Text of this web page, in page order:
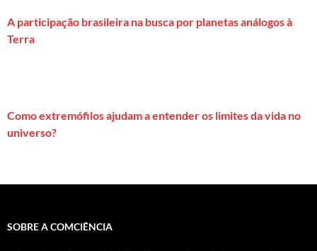
A participação brasileira na busca por planetas análogos à
Terra
Como extremófilos ajudam a entender os limites da vida no
universo?
SOBRE A COMCIÊNCIA